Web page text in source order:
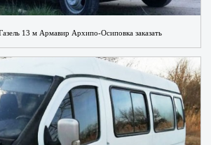
13 м Армавир Архипо-Осиповка заказать